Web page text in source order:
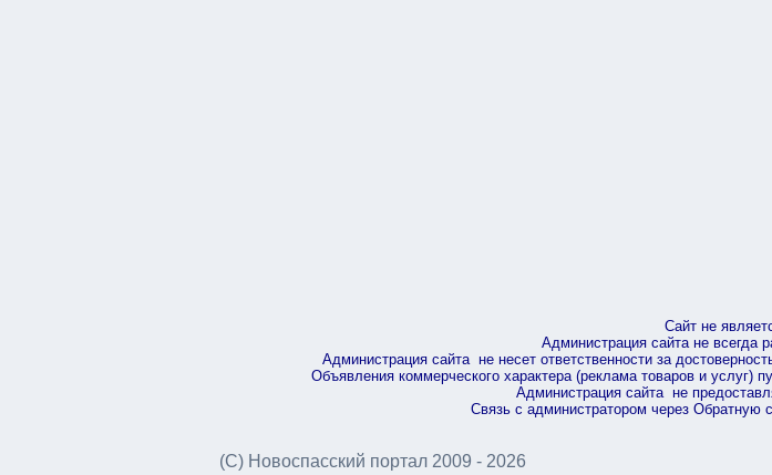
Сайт не
Администрация сайта не всегда
Администрация сайта не несет ответственности за
Объявления коммерческого характера (реклама товаров и услуг)
Администрация сайта не
Связь с администратором через Обратную
(С) Новоспасский портал 2009 - 2026